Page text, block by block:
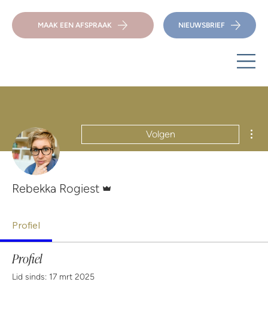
MAAK EEN AFSPRAAK NIEUWSBRIEF
Volgen
Rebekka Rogiest
Profiel
Profiel
Lid sinds: 17 mrt 2025